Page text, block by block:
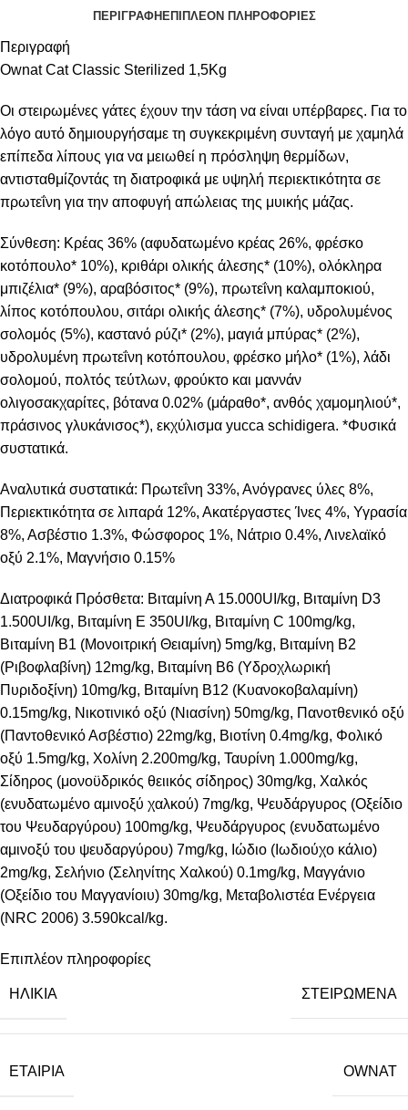
ΠΕΡΙΓΡΑΦΉ ΕΠΙΠΛΈΟΝ ΠΛΗΡΟΦΟΡΊΕΣ
Περιγραφή
Ownat Cat Classic Sterilized 1,5Kg
Οι στειρωμένες γάτες έχουν την τάση να είναι υπέρβαρες. Για το
λόγο αυτό δημιουργήσαμε τη συγκεκριμένη συνταγή με χαμηλά
επίπεδα λίπους για να μειωθεί η πρόσληψη θερμίδων,
αντισταθμίζοντάς τη διατροφικά με υψηλή περιεκτικότητα σε
πρωτεΐνη για την αποφυγή απώλειας της μυικής μάζας.
Σύνθεση: Κρέας 36% (αφυδατωμένο κρέας 26%, φρέσκο
κοτόπουλο* 10%), κριθάρι ολικής άλεσης* (10%), ολόκληρα
μπιζέλια* (9%), αραβόσιτος* (9%), πρωτεΐνη καλαμποκιού,
λίπος κοτόπουλου, σιτάρι ολικής άλεσης* (7%), υδρολυμένος
σολομός (5%), καστανό ρύζι* (2%), μαγιά μπύρας* (2%),
υδρολυμένη πρωτεΐνη κοτόπουλου, φρέσκο μήλο* (1%), λάδι
σολομού, πολτός τεύτλων, φρούκτο και μαννάν
ολιγοσακχαρίτες, βότανα 0.02% (μάραθο*, ανθός χαμομηλιού*,
πράσινος γλυκάνισος*), εκχύλισμα yucca schidigera. *Φυσικά
συστατικά.
Αναλυτικά συστατικά: Πρωτεΐνη 33%, Ανόγρανες ύλες 8%,
Περιεκτικότητα σε λιπαρά 12%, Ακατέργαστες Ίνες 4%, Υγρασία
8%, Ασβέστιο 1.3%, Φώσφορος 1%, Νάτριο 0.4%, Λινελαϊκό
οξύ 2.1%, Μαγνήσιο 0.15%
Διατροφικά Πρόσθετα: Βιταμίνη Α 15.000UI/kg, Βιταμίνη D3
1.500UI/kg, Βιταμίνη Ε 350UI/kg, Βιταμίνη C 100mg/kg,
Βιταμίνη Β1 (Μονοιτρική Θειαμίνη) 5mg/kg, Βιταμίνη Β2
(Ριβοφλαβίνη) 12mg/kg, Βιταμίνη Β6 (Υδροχλωρική
Πυριδοξίνη) 10mg/kg, Βιταμίνη Β12 (Κυανοκοβαλαμίνη)
0.15mg/kg, Νικοτινικό οξύ (Νιασίνη) 50mg/kg, Πανοτθενικό οξύ
(Παντοθενικό Ασβέστιο) 22mg/kg, Βιοτίνη 0.4mg/kg, Φολικό
οξύ 1.5mg/kg, Χολίνη 2.200mg/kg, Ταυρίνη 1.000mg/kg,
Σίδηρος (μονοϋδρικός θειικός σίδηρος) 30mg/kg, Χαλκός
(ενυδατωμένο αμινοξύ χαλκού) 7mg/kg, Ψευδάργυρος (Οξείδιο
του Ψευδαργύρου) 100mg/kg, Ψευδάργυρος (ενυδατωμένo
αμινοξύ του ψευδαργύρου) 7mg/kg, Ιώδιο (Ιωδιούχο κάλιο)
2mg/kg, Σελήνιο (Σεληνίτης Χαλκού) 0.1mg/kg, Μαγγάνιο
(Οξείδιο του Μαγγανίοιυ) 30mg/kg, Μεταβολιστέα Ενέργεια
(NRC 2006) 3.590kcal/kg.
Επιπλέον πληροφορίες
ΗΛΙΚΙΑ ΣΤΕΙΡΩΜΕΝΑ
ΕΤΑΙΡΙΑ OWNAT